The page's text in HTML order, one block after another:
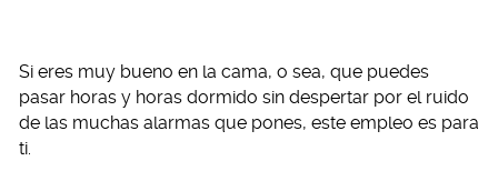
Si eres muy bueno en la cama, o sea, que puedes
pasar horas y horas dormido sin despertar por el ruido
de las muchas alarmas que pones, este empleo es para
ti.